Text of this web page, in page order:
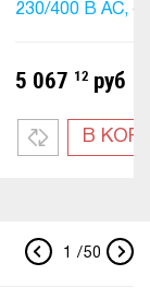
230/400 В AC,
5 067 12 руб
В
/50
1